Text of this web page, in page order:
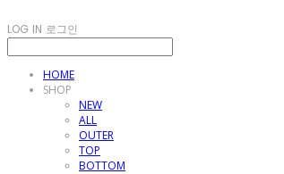
LOG IN 로그인
HOME
SHOP
NEW
ALL
OUTER
TOP
BOTTOM